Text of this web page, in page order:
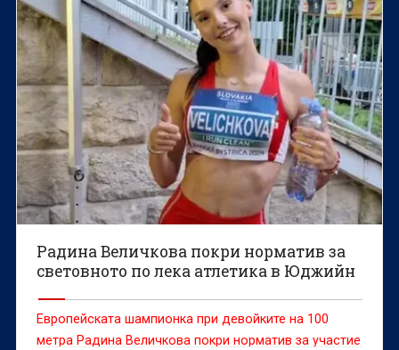
Радина Величкова покри норматив за
световното по лека атлетика в Юджийн
Европейската шампионка при девойките на 100
метра Радина Величкова покри норматив за участие